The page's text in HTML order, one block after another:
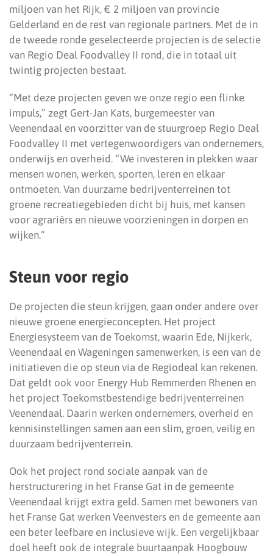
miljoen van het Rijk, € 2 miljoen van provincie
Gelderland en de rest van regionale partners. Met de in
de tweede ronde geselecteerde projecten is de selectie
van Regio Deal Foodvalley II rond, die in totaal uit
twintig projecten bestaat.
“Met deze projecten geven we onze regio een flinke
impuls,” zegt Gert-Jan Kats, burgemeester van
Veenendaal en voorzitter van de stuurgroep Regio Deal
Foodvalley II met vertegenwoordigers van ondernemers,
onderwijs en overheid. “We investeren in plekken waar
mensen wonen, werken, sporten, leren en elkaar
ontmoeten. Van duurzame bedrijventerreinen tot
groene recreatiegebieden dicht bij huis, met kansen
voor agrariërs en nieuwe voorzieningen in dorpen en
wijken.”
Steun voor regio
De projecten die steun krijgen, gaan onder andere over
nieuwe groene energieconcepten. Het project
Energiesysteem van de Toekomst, waarin Ede, Nijkerk,
Veenendaal en Wageningen samenwerken, is een van de
initiatieven die op steun via de Regiodeal kan rekenen.
Dat geldt ook voor Energy Hub Remmerden Rhenen en
het project Toekomstbestendige bedrijventerreinen
Veenendaal. Daarin werken ondernemers, overheid en
kennisinstellingen samen aan een slim, groen, veilig en
duurzaam bedrijventerrein.
Ook het project rond sociale aanpak van de
herstructurering in het Franse Gat in de gemeente
Veenendaal krijgt extra geld. Samen met bewoners van
het Franse Gat werken Veenvesters en de gemeente aan
een beter leefbare en inclusieve wijk. Een vergelijkbaar
doel heeft ook de integrale buurtaanpak Hoogbouw